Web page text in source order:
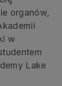
organów,
w
Lake